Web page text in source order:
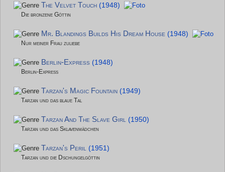
The Velvet Touch (1948)
Die bronzene Göttin
Mr. Blandings Builds His Dream House (1948)
Nur meiner Frau zuliebe
Berlin-Express (1948)
Berlin-Express
Tarzan's Magic Fountain (1949)
Tarzan und das blaue Tal
Tarzan And The Slave Girl (1950)
Tarzan und das Sklavenmädchen
Tarzan's Peril (1951)
Tarzan und die Dschungelgöttin